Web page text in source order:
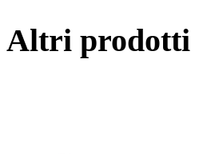
Altri prodotti